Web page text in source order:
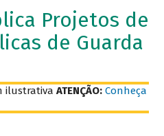
Projetos
de Guarda
ATENÇÃO: Conheça